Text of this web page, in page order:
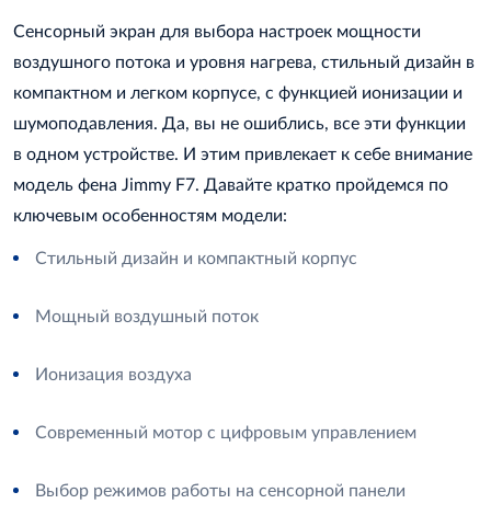
Сенсорный экран для выбора настроек мощности
воздушного потока и уровня нагрева, стильный дизайн в
компактном и легком корпусе, с функцией ионизации и
шумоподавления. Да, вы не ошиблись, все эти функции
в одном устройстве. И этим привлекает к себе внимание
модель фена Jimmy F7. Давайте кратко пройдемся по
ключевым особенностям модели:
Стильный дизайн и компактный корпус
Мощный воздушный поток
Ионизация воздуха
Современный мотор с цифровым управлением
Выбор режимов работы на сенсорной панели